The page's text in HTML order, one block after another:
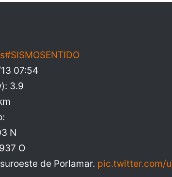
#SISMOSENTIDO
07:54
3.9
N
O
de Porlamar. pic.twitter.com/